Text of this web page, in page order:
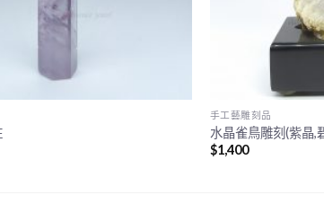
手工藝雕刻品
水晶雀鳥雕刻(紫晶,
$1,400